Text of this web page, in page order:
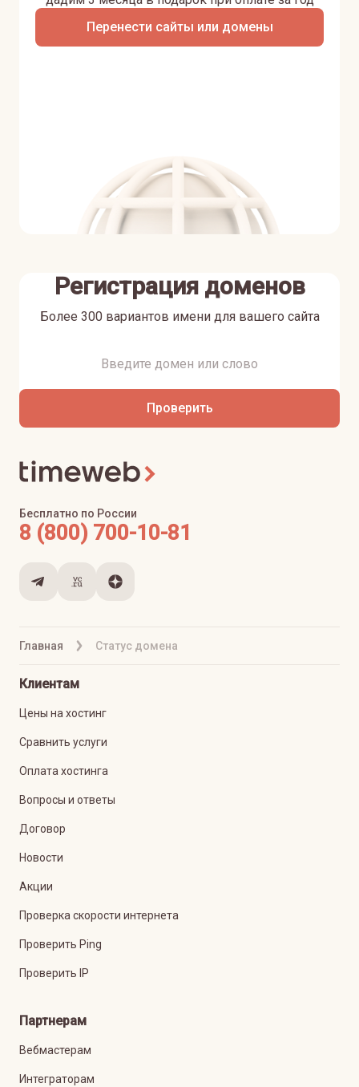
Перенести сайты или домены
Регистрация доменов
Более 300 вариантов имени для вашего сайта
Проверить
Главная Статус домена
Бесплатно по России
8 (800) 700-10-81
Клиентам
Цены на хостинг
Сравнить услуги
Оплата хостинга
Вопросы и ответы
Договор
Новости
Акции
Проверка скорости интернета
Проверить Ping
Проверить IP
Партнерам
Вебмастерам
Интеграторам